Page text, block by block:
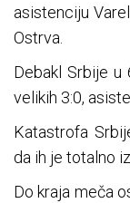
asistenciju
Ostrva.
Debakl Srbije u
velikih 3:0,
Katastrofa
da ih je totalno
Do kraja meča